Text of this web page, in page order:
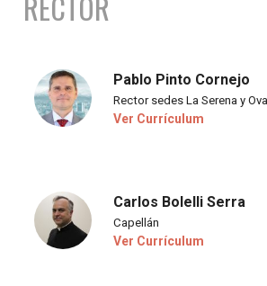
Pablo Pinto Cornejo
Rector sedes La Serena y
Ver Currículum
Carlos Bolelli Serra
Capellán
Ver Currículum